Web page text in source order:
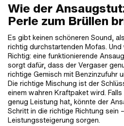
Wie der
Perle zum Brüllen
Es gibt keinen schöneren Sound,
richtig durchstartenden Mofas.
Richtig: eine funktionierende
sorgt dafür, dass der Vergaser
richtige Gemisch mit Benzinzufuhr
Die richtige Mischung ist der
einem wahren Kraftpaket wird.
genug Leistung hat, könnte der
Schritt in die richtige Richtung sein
Leistungssteigerung sorgen.